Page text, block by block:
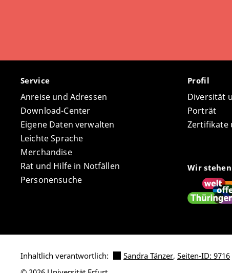
Service
Anreise und Adressen
Download-Center
Eigene Daten verwalten
Leichte Sprache
Merchandise
Rat und Hilfe in Notfällen
Personensuche
Profil
Diversität
Porträt
Zertifikate
Wir
Inhaltlich verantwortlich: Sandra Tänzer, Seiten-ID: 9716